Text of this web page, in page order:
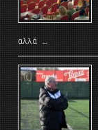
αλλά …